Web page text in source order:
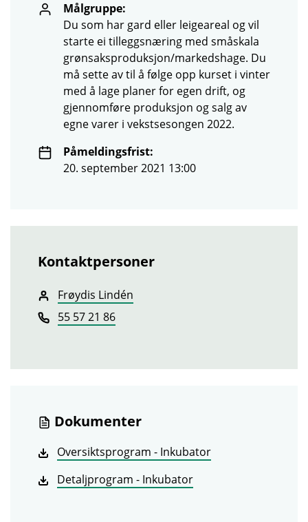
Målgruppe:
Du som har gard eller leigeareal og vil
starte ei tilleggsnæring med småskala
grønsaksproduksjon/markedshage. Du
må sette av til å følge opp kurset i vinter
med å lage planer for egen drift, og
gjennomføre produksjon og salg av
egne varer i vekstsesongen 2022.
Påmeldingsfrist:
20. september 2021 13:00
Kontaktpersoner
Frøydis Lindén
55 57 21 86
Dokumenter
Oversiktsprogram - Inkubator
Detaljprogram - Inkubator